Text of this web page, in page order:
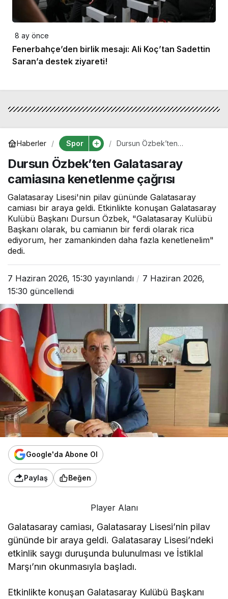
8 ay önce
Fenerbahçe’den birlik mesajı: Ali Koç’tan Sadettin
Saran’a destek ziyareti!
Haberler Spor
Dursun Özbek’ten
kenetlenme çağrısı
Dursun Özbek’ten Galatasaray
camiasına kenetlenme çağrısı
Galatasaray Lisesi'nin pilav gününde Galatasaray
camiası bir araya geldi. Etkinlikte konuşan Galatasaray
Kulübü Başkanı Dursun Özbek, "Galatasaray Kulübü
Başkanı olarak, bu camianın bir ferdi olarak rica
ediyorum, her zamankinden daha fazla kenetlenelim"
dedi.
7 Haziran 2026, 15:30 yayınlandı
7 Haziran 2026,
15:30 güncellendi
Google'da Abone Ol
Paylaş Beğen
Player Alanı
Galatasaray camiası, Galatasaray Lisesi’nin pilav
gününde bir araya geldi. Galatasaray Lisesi’ndeki
etkinlik saygı duruşunda bulunulması ve İstiklal
Marşı’nın okunmasıyla başladı.
Etkinlikte konuşan Galatasaray Kulübü Başkanı